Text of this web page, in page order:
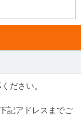
ださい。
記アドレスまでご